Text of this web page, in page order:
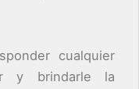
cualquier
y brindarle la